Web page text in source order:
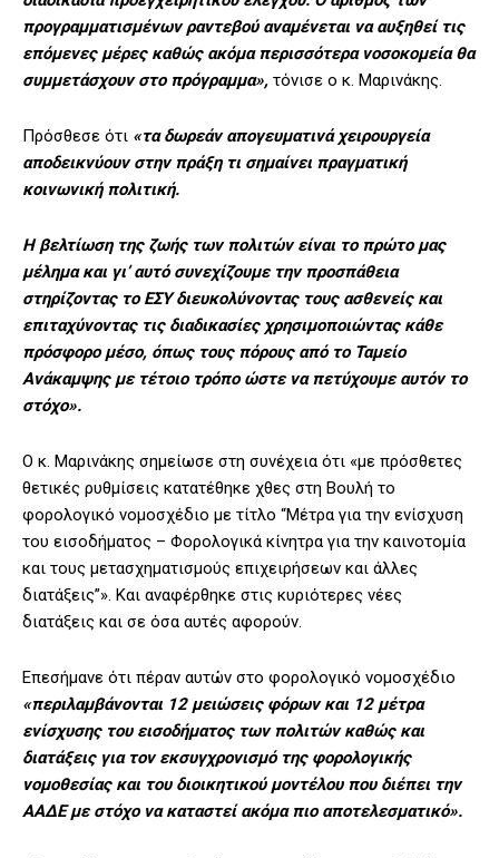
προγραμματισμένων ραντεβού αναμένεται να αυξηθεί τις
επόμενες μέρες καθώς ακόμα περισσότερα νοσοκομεία θα
συμμετάσχουν στο πρόγραμμα», τόνισε ο κ. Μαρινάκης.
Πρόσθεσε ότι «τα δωρεάν απογευματινά χειρουργεία
αποδεικνύουν στην πράξη τι σημαίνει πραγματική
κοινωνική πολιτική.
Η βελτίωση της ζωής των πολιτών είναι το πρώτο μας
μέλημα και γι’ αυτό συνεχίζουμε την προσπάθεια
στηρίζοντας το ΕΣΥ διευκολύνοντας τους ασθενείς και
επιταχύνοντας τις διαδικασίες χρησιμοποιώντας κάθε
πρόσφορο μέσο, όπως τους πόρους από το Ταμείο
Ανάκαμψης με τέτοιο τρόπο ώστε να πετύχουμε αυτόν το
στόχο».
Ο κ. Μαρινάκης σημείωσε στη συνέχεια ότι «με πρόσθετες
θετικές ρυθμίσεις κατατέθηκε χθες στη Βουλή το
φορολογικό νομοσχέδιο με τίτλο “Μέτρα για την ενίσχυση
του εισοδήματος – Φορολογικά κίνητρα για την καινοτομία
και τους μετασχηματισμούς επιχειρήσεων και άλλες
διατάξεις”». Και αναφέρθηκε στις κυριότερες νέες
διατάξεις και σε όσα αυτές αφορούν.
Επεσήμανε ότι πέραν αυτών στο φορολογικό νομοσχέδιο
«περιλαμβάνονται 12 μειώσεις φόρων και 12 μέτρα
ενίσχυσης του εισοδήματος των πολιτών καθώς και
διατάξεις για τον εκσυγχρονισμό της φορολογικής
νομοθεσίας και του διοικητικού μοντέλου που διέπει την
ΑΑΔΕ με στόχο να καταστεί ακόμα πιο αποτελεσματικό».